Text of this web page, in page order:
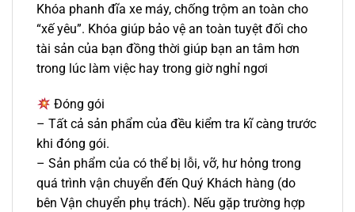
Khóa phanh đĩa xe máy, chống trộm an toàn cho
“xế yêu”. Khóa giúp bảo vệ an toàn tuyệt đối cho
tài sản của bạn đồng thời giúp bạn an tâm hơn
trong lúc làm việc hay trong giờ nghỉ ngơi
Đóng gói
– Tất cả sản phẩm của đều kiểm tra kĩ càng trước
khi đóng gói.
– Sản phẩm của có thể bị lỗi, vỡ, hư hỏng trong
quá trình vận chuyển đến Quý Khách hàng (do
bên Vận chuyển phụ trách). Nếu gặp trường hợp